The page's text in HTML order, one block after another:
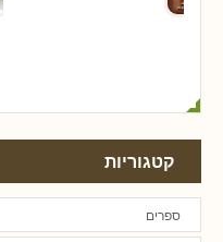
קטגוריות
ספרים